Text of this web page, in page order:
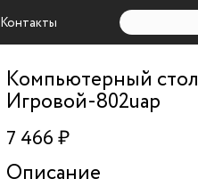
Контакты
Компьютерный стол
Игровой-802uap
7 466 ₽
Описание